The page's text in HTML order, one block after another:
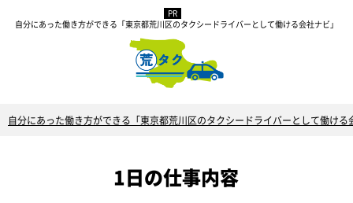
自分にあった働き方ができる「東京都荒川区のタクシードライバーとして働ける会社ナビ」
自分にあった働き方ができる「東京都荒川区のタクシードライバーとして働ける
1日の仕事内容